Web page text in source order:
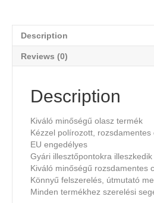
Description
Reviews (0)
Description
Kiváló minőségű olasz termék
Kézzel polírozott, rozsdamentes
EU engedélyes
Gyári illesztőpontokra illeszkedik
Kiváló minőségű rozsdamentes
Könnyű felszerelés, útmutató
Minden termékhez szerelési